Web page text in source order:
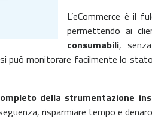
L’eCommerce è il
permettendo ai
consumabili,
può monitorare facilmente lo
della strumentazione
risparmiare tempo e